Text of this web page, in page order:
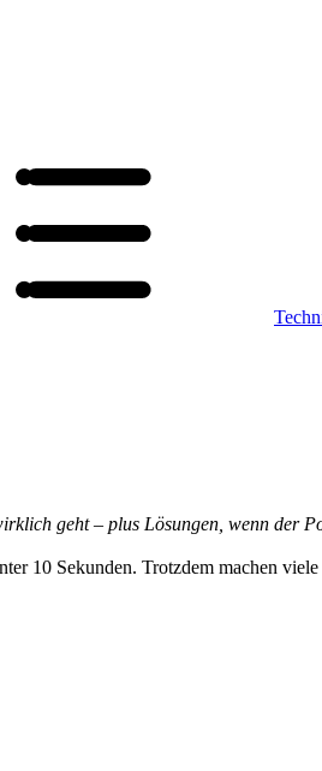
geht – plus Lösungen, wenn der
10 Sekunden. Trotzdem machen